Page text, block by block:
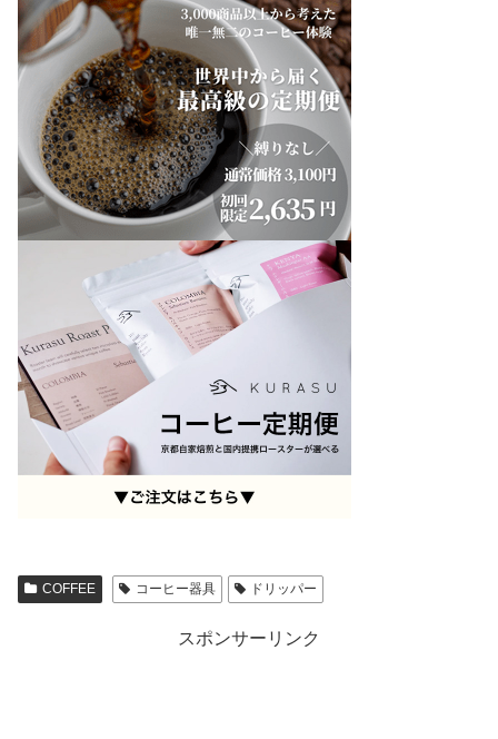
COFFEE コーヒー器具 ドリッパー
スポンサーリンク